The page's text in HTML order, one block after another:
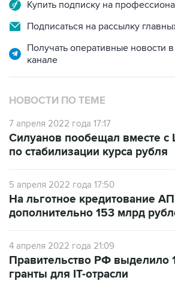
Получать оперативные новости
НОВОСТИ ПО ТЕМЕ
7 апреля 2022 года 17:17
по стабилизации курса рубля
5 апреля 2022 года 17:50
дополнительно 153 млрд
4 апреля 2022 года 21:09
гранты для IT-отрасли